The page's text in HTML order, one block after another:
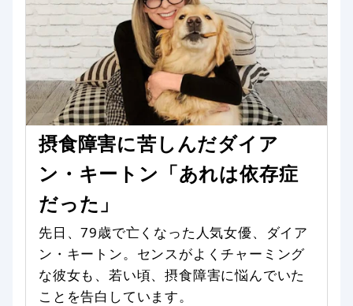
摂食障害に苦しんだダイア
ン・キートン「あれは依存症
だった」
先日、79歳で亡くなった人気女優、ダイア
ン・キートン。センスがよくチャーミング
な彼女も、若い頃、摂食障害に悩んでいた
ことを告白しています。